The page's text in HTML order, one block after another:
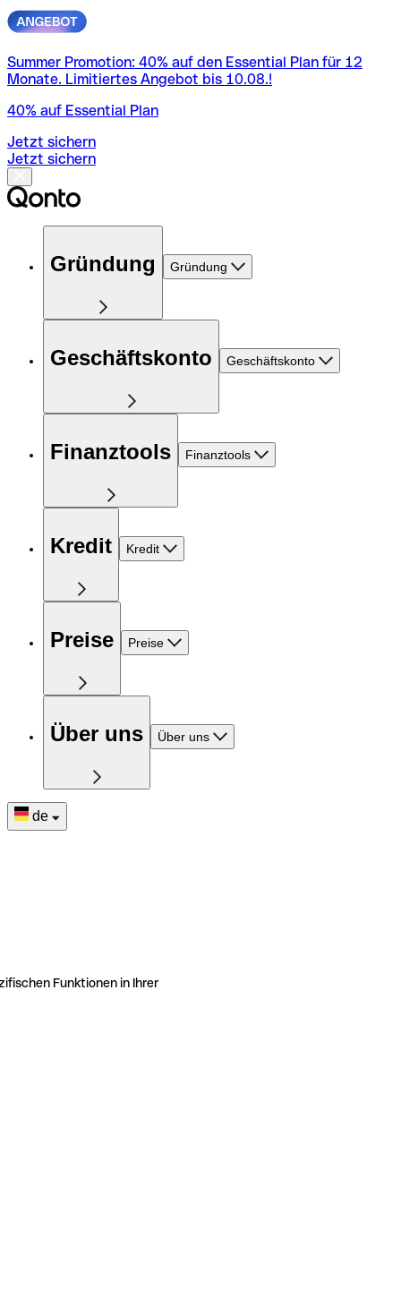
Summer Promotion: 40% auf den Essential Plan für 12
Monate. Limitiertes Angebot bis 10.08.!
40% auf Essential Plan
Jetzt sichern
Jetzt sichern
Gründung Gründung
Geschäftskonto Geschäftskonto
Finanztools Finanztools
Kredit Kredit
Preise Preise
Über uns Über uns
de
Funktionen in Ihrer